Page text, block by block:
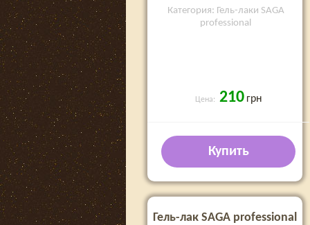
Категория: Гель-лаки SAGA
professional
Цена: 210 грн
Купить
Гель-лак SAGA professional